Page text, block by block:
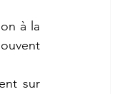
à la
sur